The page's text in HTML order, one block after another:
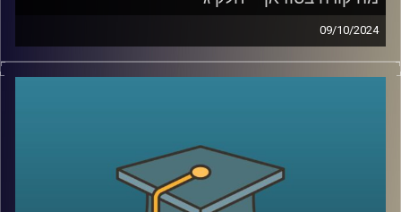
09/10/2024
המלחמה שנפתחה ב-7 באוקטובר בין ישראל לחמאס לא
נשארה רק בגבולות המדינה, החותים פועלים במצרי באב אל
שישראלים פחות מכירים, היא המערכה על סודאן, שותפה
נוספת של ישראל להסכמי אברהם. שבימים אלו מבוקשת מכל
עבר מצד אחד האיראנים ורוסיה ומצד שני הציר של ארצות